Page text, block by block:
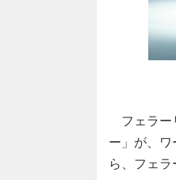
フェラー
ー」が、
ら、フェラ